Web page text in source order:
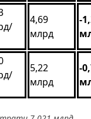
4,69
млрд
-
5,22
млрд
-